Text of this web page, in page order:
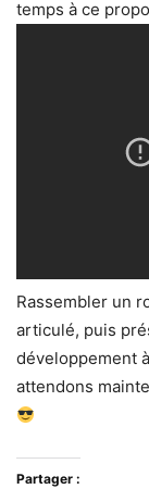
temps à ce
Rassembler un
articulé, puis
développement
attendons
Partager :